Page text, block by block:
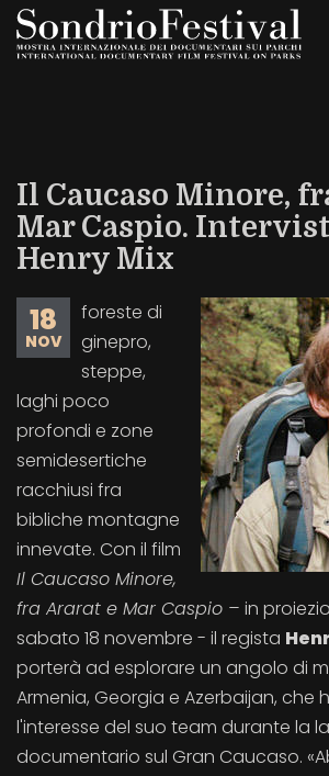
Salta
Il Caucaso Minore,
Mar Caspio.
Henry Mix
18
NOV
foreste di
ginepro,
steppe,
laghi poco
profondi e zone
semidesertiche
racchiusi fra
bibliche montagne
innevate. Con il film
Il Caucaso Minore,
fra Ararat e Mar Caspio – in
sabato 18 novembre - il regista
porterà ad esplorare un angolo di
Armenia, Georgia e Azerbaijan, che
l'interesse del suo team durante la
documentario sul Gran Caucaso.